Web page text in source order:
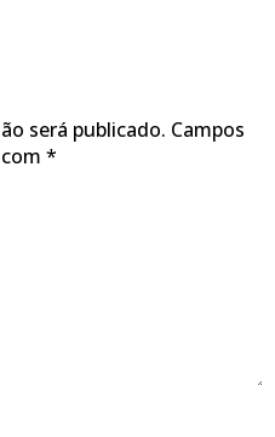
será publicado. Campos
*